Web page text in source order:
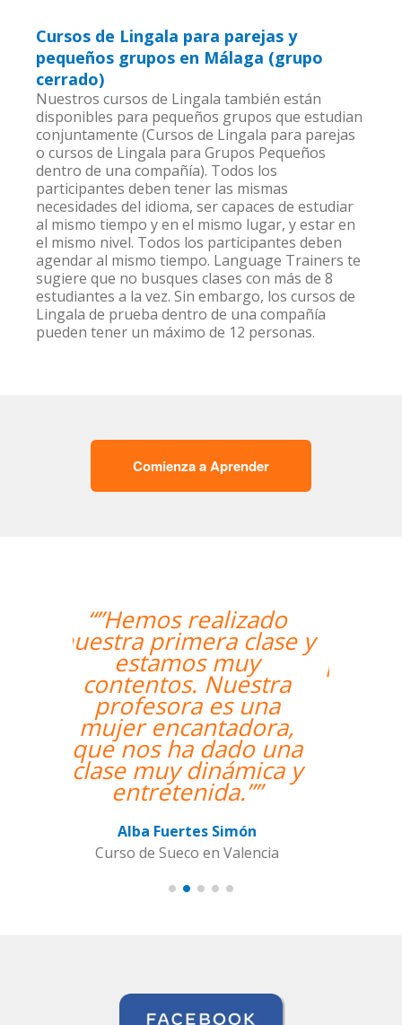
Cursos de Lingala para parejas y
pequeños grupos en Málaga (grupo
cerrado)
Nuestros cursos de Lingala también están
disponibles para pequeños grupos que estudian
conjuntamente (Cursos de Lingala para parejas
o cursos de Lingala para Grupos Pequeños
dentro de una compañía). Todos los
participantes deben tener las mismas
necesidades del idioma, ser capaces de estudiar
al mismo tiempo y en el mismo lugar, y estar en
el mismo nivel. Todos los participantes deben
agendar al mismo tiempo. Language Trainers te
sugiere que no busques clases con más de 8
estudiantes a la vez. Sin embargo, los cursos de
Lingala de prueba dentro de una compañía
pueden tener un máximo de 12 personas.
Comienza a Aprender
“”Me han encontrado
un profesor nativo y
pude disfrutar de mis
clases de Swahili.””
Alexandra Keller
Curso de Swahili en Madrid